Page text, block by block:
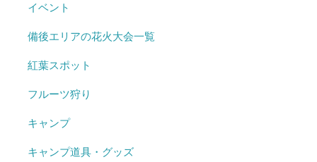
イベント
備後エリアの花火大会一覧
紅葉スポット
フルーツ狩り
キャンプ
キャンプ道具・グッズ